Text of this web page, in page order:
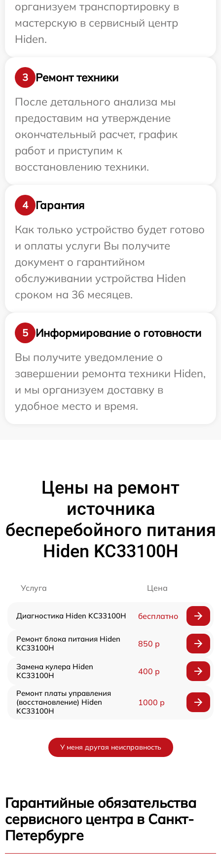
организуем транспортировку в
мастерскую в сервисный центр
Hiden.
3
Ремонт техники
После детального анализа мы
предоставим на утверждение
окончательный расчет, график
работ и приступим к
восстановлению техники.
4
Гарантия
Как только устройство будет готово
и оплаты услуги Вы получите
документ о гарантийном
обслуживании устройства Hiden
сроком на 36 месяцев.
5
Информирование о готовности
Вы получите уведомление о
завершении ремонта техники Hiden,
и мы организуем доставку в
удобное место и время.
Цены на ремонт
источника
бесперебойного питания
Hiden KC33100H
Услуга Цена
Диагностика Hiden KC33100H бесплатно
Ремонт блока питания Hiden
KC33100H
850 р
Замена кулера Hiden
KC33100H
400 р
Ремонт платы управления
(восстановление) Hiden
KC33100H
1000 р
У меня другая неисправность
Гарантийные обязательства
сервисного центра в Санкт-
Петербурге